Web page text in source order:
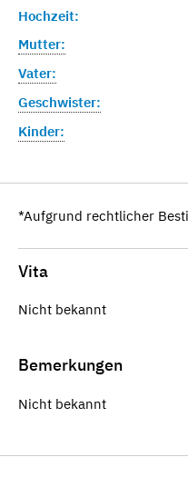
Hochzeit:
Mutter:
Vater:
Geschwister:
Kinder:
*Aufgrund rechtlicher
Vita
Nicht bekannt
Bemerkungen
Nicht bekannt